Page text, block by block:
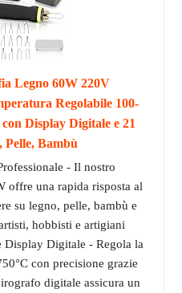
Legno 60W 220V
Regolabile 100-
Display Digitale e 21
Pelle, Bambù
- Il nostro
offre una rapida risposta al
su legno, pelle, bambù e
hobbisti e artigiani
Display Digitale - Regola la
con precisione grazie
digitale assicura un